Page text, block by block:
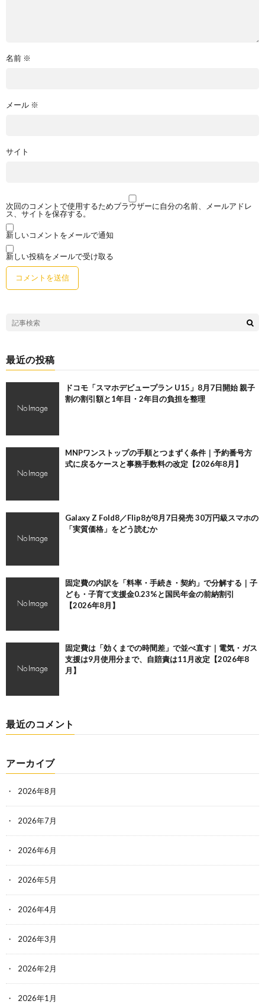
名前 ※
メール ※
サイト
次回のコメントで使用するためブラウザーに自分の名前、メールアドレ
ス、サイトを保存する。
新しいコメントをメールで通知
新しい投稿をメールで受け取る
最近の投稿
ドコモ「スマホデビュープラン U15」8月7日開始 親子
割の割引額と1年目・2年目の負担を整理
MNPワンストップの手順とつまずく条件｜予約番号方
式に戻るケースと事務手数料の改定【2026年8月】
Galaxy Z Fold8／Flip8が8月7日発売 30万円級スマホの
「実質価格」をどう読むか
固定費の内訳を「料率・手続き・契約」で分解する｜子
ども・子育て支援金0.23%と国民年金の前納割引
【2026年8月】
固定費は「効くまでの時間差」で並べ直す｜電気・ガス
支援は9月使用分まで、自賠責は11月改定【2026年8
月】
最近のコメント
アーカイブ
2026年8月
2026年7月
2026年6月
2026年5月
2026年4月
2026年3月
2026年2月
2026年1月